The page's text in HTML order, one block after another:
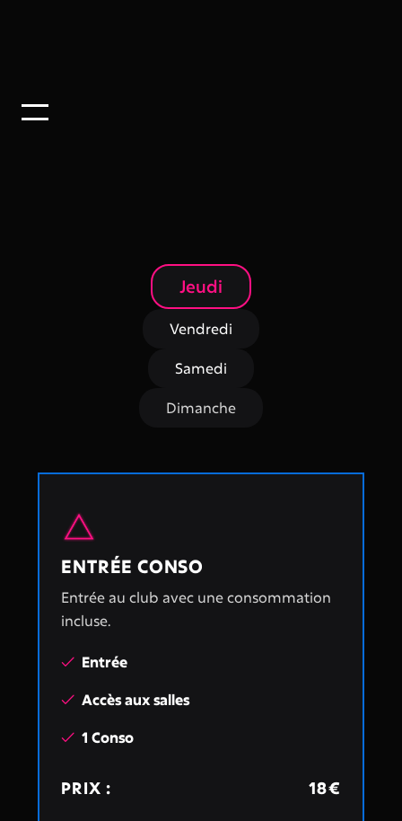
Jeudi
Vendredi
Samedi
Dimanche
ENTRÉE CONSO
Entrée au club avec une consommation
incluse.
 Entrée
 Accès aux salles
 1 Conso
PRIX : 18€